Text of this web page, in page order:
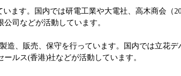
ます。国内では研電工業や大電社、高木商会（
司などが活動しています。
造、販売、保守を行っています。国内では立花
ルス(香港)社などが活動しています。